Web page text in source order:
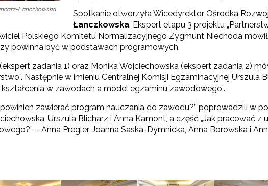
modelu SCWEW"
dla kadr edukacji włączającej"
Łanczkowska
Spotkanie otworzyła Wicedyrektor Ośrodka
Łanczkowska. Ekspert etapu 3 projektu
Polskiego Komitetu Normalizacyjnego Zygmunt Niechoda
powinna być w podstawach programowych.
zadania 1) oraz Monika Wojciechowska (ekspert zadania 2)
Następnie w imieniu Centralnej Komisji Egzaminacyjnej Urszula
w zawodach a model egzaminu zawodowego”.
zawierać program nauczania do zawodu?” poprowadzili w
Urszula Blicharz i Anna Kamont, a część „Jak pracować z
– Anna Pregler, Joanna Saska-Dymnicka, Anna Borowska i